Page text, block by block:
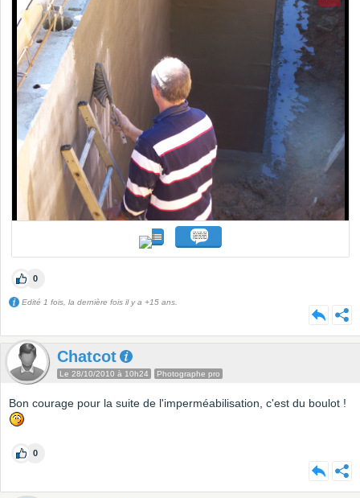
0
Edité 1 fois, la dernière fois il y a +15 ans.
Chatcot
Le 28/10/2010 à 10h24 Photographe pro
Bon courage pour la suite de l'imperméabilisation, c'est du boulot !
0